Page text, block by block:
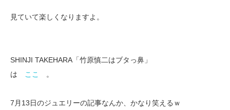
見ていて楽しくなりますよ。
SHINJI TAKEHARA「竹原慎二はブタっ鼻」
は
ここ 。
7月13日のジュエリーの記事なんか、かなり笑えるｗ